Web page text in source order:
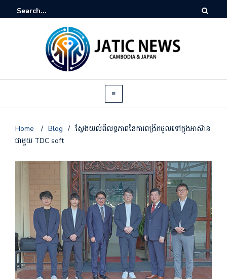
Home / Blog / ស្វែងយល់ពីលទ្ធភាពនៃការពង្រីកចូលទៅក្នុងអាស៊ាន
ជាមួយ TDC soft